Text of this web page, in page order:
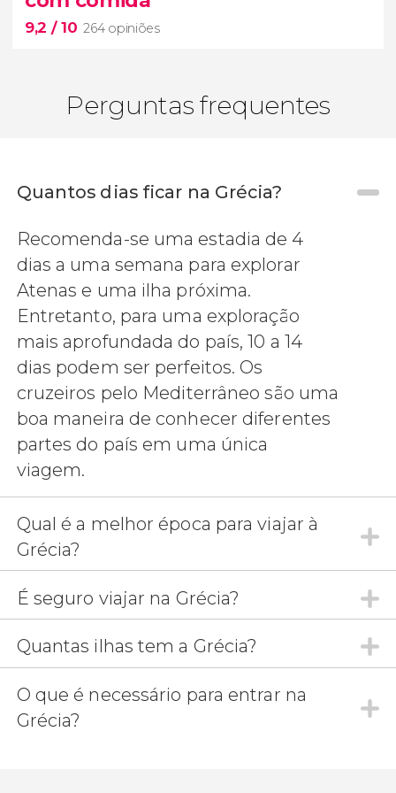
9,2 / 10 264 opiniões
264 opiniões
passeio de barco tradicional pelaCaldeira de
Santorini
rico almoço ou jantar.
Perguntas frequentes
Quantos dias ficar na Grécia?
Recomenda-se uma estadia de 4
dias a uma semana para explorar
Atenas e uma ilha próxima.
Entretanto, para uma exploração
mais aprofundada do país, 10 a 14
dias podem ser perfeitos. Os
cruzeiros pelo Mediterrâneo são uma
boa maneira de conhecer diferentes
partes do país em uma única
viagem.
Qual é a melhor época para viajar à
Grécia?
É seguro viajar na Grécia?
Quantas ilhas tem a Grécia?
O que é necessário para entrar na
Grécia?